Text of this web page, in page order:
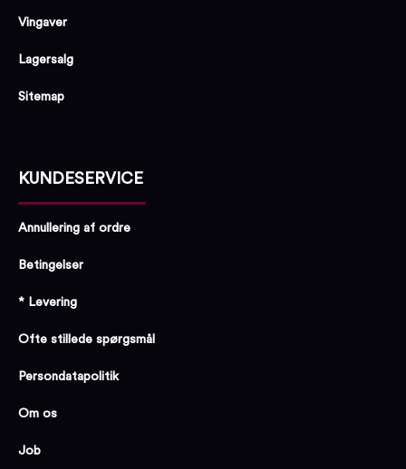
Vingaver
Lagersalg
Sitemap
KUNDESERVICE
Annullering af ordre
Betingelser
* Levering
Ofte stillede spørgsmål
Persondatapolitik
Om os
Job